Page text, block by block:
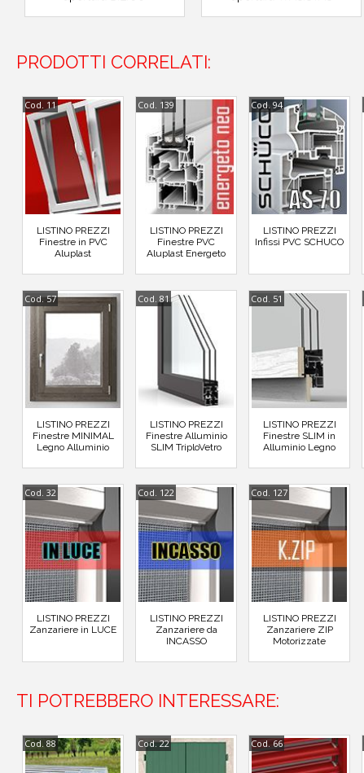
PRODOTTI CORRELATI:
Cod. 11
LISTINO PREZZI
Finestre in PVC
Aluplast
Cod. 139
LISTINO PREZZI
Finestre PVC
Aluplast Energeto
Cod. 94
LISTINO PREZZI
Infissi PVC SCHUCO
Cod. 57
LISTINO PREZZI
Finestre MINIMAL
Legno Alluminio
Cod. 81
LISTINO PREZZI
Finestre Alluminio
SLIM TriploVetro
Cod. 51
LISTINO PREZZI
Finestre SLIM in
Alluminio Legno
Cod. 32
LISTINO PREZZI
Zanzariere in LUCE
Cod. 122
LISTINO PREZZI
Zanzariere da
INCASSO
Cod. 127
LISTINO PREZZI
Zanzariere ZIP
Motorizzate
TI POTREBBERO INTERESSARE:
Cod. 88 Cod. 22 Cod. 66